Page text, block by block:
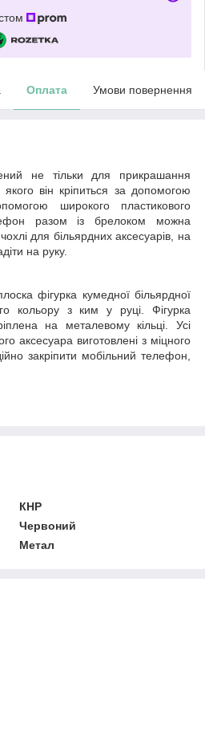
Оплата Умови повернення
не тільки для прикрашання
він кріпиться за допомогою
широкого пластикового
разом із брелоком можна
для більярдних аксесуарів, на
на руку.
фігурка кумедної більярдної
кольору з ким у руці. Фігурка
на металевому кільці. Усі
аксесуара виготовлені з міцного
закріпити мобільний телефон,
КНР
Червоний
Метал